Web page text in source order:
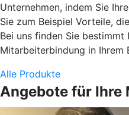
Unternehmen, indem Sie
Sie zum Beispiel Vorteile,
Bei uns finden Sie bestimmt
Mitarbeiterbindung in Ihrem
Alle Produkte
Angebote für Ihre